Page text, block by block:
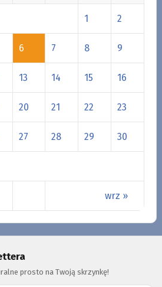
wrz »
1 2
6 7 8 9
13 14 15 16
20 21 22 23
27 28 29 30
prosto na Twoją skrzynkę!